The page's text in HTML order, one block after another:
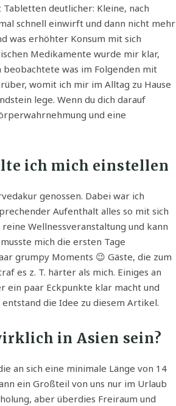
deutlicher: Kleine, nach
schnell einwirft und dann nicht mehr
was erhöhter Konsum mit sich
Medikamente wurde mir klar,
was im Folgenden mit
womit ich mir im Alltag zu Hause
lege. Wenn du dich darauf
und eine
ich mich einstellen
genossen. Dabei war ich
Aufenthalt alles so mit sich
Wellnessveranstaltung und kann
mich die ersten Tage
grumpy Moments 😉 Gäste, die zum
es z. T. härter als mich. Einiges an
ein paar Eckpunkte klar macht und
die Idee zu diesem Artikel.
in Asien sein?
an sich eine minimale Länge von 14
ein Großteil von uns nur im Urlaub
aber überdies Freiraum und